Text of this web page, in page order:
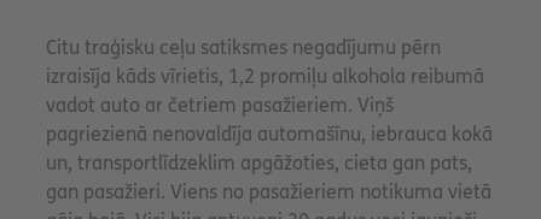
Citu traģisku ceļu satiksmes negadījumu pērn
izraisīja kāds vīrietis, 1,2 promiļu alkohola reibumā
vadot auto ar četriem pasažieriem. Viņš
pagriezienā nenovaldīja automašīnu, iebrauca kokā
un, transportlīdzeklim apgāžoties, cieta gan pats,
gan pasažieri. Viens no pasažieriem notikuma vietā